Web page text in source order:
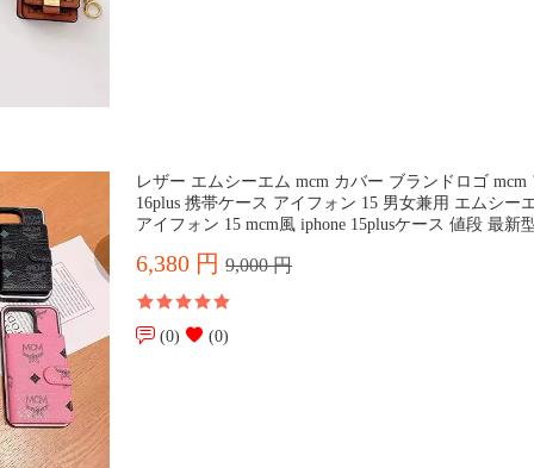
レザー エムシーエム mcm カバー ブランドロゴ mcm
16plus 携帯ケース アイフォン 15 男女兼用 エムシー
アイフォン 15 mcm風 iphone 15plusケース 値段 最新
6,380 円9,000 円
(0) (0)